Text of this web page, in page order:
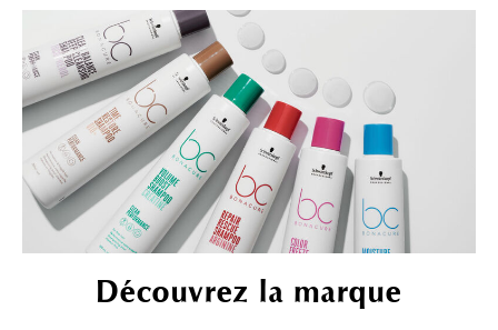
Découvrez la marque